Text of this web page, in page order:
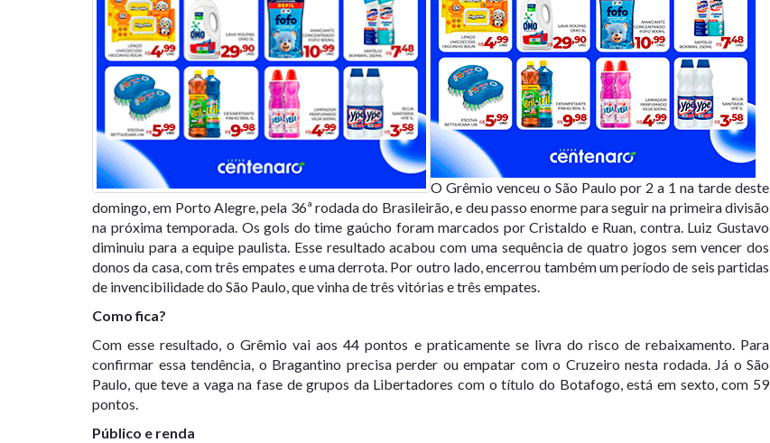
O Grêmio venceu o São Paulo por 2 a 1 na tarde deste
domingo, em Porto Alegre, pela 36ª rodada do Brasileirão, e deu passo enorme para seguir na primeira divisão
na próxima temporada. Os gols do time gaúcho foram marcados por Cristaldo e Ruan, contra. Luiz Gustavo
diminuiu para a equipe paulista. Esse resultado acabou com uma sequência de quatro jogos sem vencer dos
donos da casa, com três empates e uma derrota. Por outro lado, encerrou também um período de seis partidas
de invencibilidade do São Paulo, que vinha de três vitórias e três empates.
Como fica?
Com esse resultado, o Grêmio vai aos 44 pontos e praticamente se livra do risco de rebaixamento. Para
confirmar essa tendência, o Bragantino precisa perder ou empatar com o Cruzeiro nesta rodada. Já o São
Paulo, que teve a vaga na fase de grupos da Libertadores com o título do Botafogo, está em sexto, com 59
pontos.
Público e renda